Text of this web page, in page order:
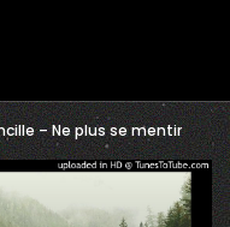
– Ne plus se mentir